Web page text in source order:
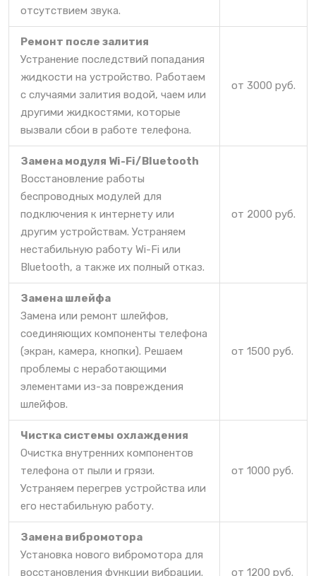
отсутствием звука.
Ремонт после залития
Устранение последствий попадания
жидкости на устройство. Работаем
с случаями залития водой, чаем или
другими жидкостями, которые
вызвали сбои в работе телефона.
от 3000 руб.
Замена модуля Wi-Fi/Bluetooth
Восстановление работы
беспроводных модулей для
подключения к интернету или
другим устройствам. Устраняем
нестабильную работу Wi-Fi или
Bluetooth, а также их полный отказ.
от 2000 руб.
Замена шлейфа
Замена или ремонт шлейфов,
соединяющих компоненты телефона
(экран, камера, кнопки). Решаем
проблемы с неработающими
элементами из-за повреждения
шлейфов.
от 1500 руб.
Чистка системы охлаждения
Очистка внутренних компонентов
телефона от пыли и грязи.
Устраняем перегрев устройства или
его нестабильную работу.
от 1000 руб.
Замена вибромотора
Установка нового вибромотора для
восстановления функции вибрации.
от 1200 руб.